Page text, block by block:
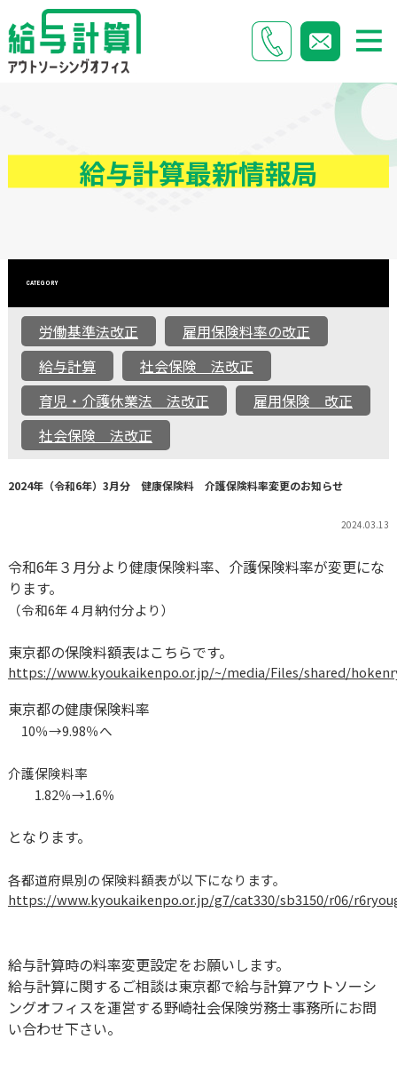
給与計算最新情報局
CATEGORY
労働基準法改正
雇用保険料率の改正
給与計算
社会保険 法改正
育児・介護休業法 法改正
雇用保険 改正
社会保険 法改正
2024年（令和6年）3月分 健康保険料 介護保険料率変更のお知らせ
2024.03.13
令和6年３月分より健康保険料率、介護保険料率が変更にな
ります。
（令和6年４月納付分より）
東京都の保険料額表はこちらです。
https://www.kyoukaikenpo.or.jp/~/media/Files/shared/
東京都の健康保険料率
10％→9.98％へ
介護保険料率
1.82％→1.6％
となります。
各都道府県別の保険料額表が以下になります。
https://www.kyoukaikenpo.or.jp/g7/cat330/sb3150/r06/
給与計算時の料率変更設定をお願いします。
給与計算に関するご相談は東京都で給与計算アウトソーシ
ングオフィスを運営する野崎社会保険労務士事務所にお問
い合わせ下さい。